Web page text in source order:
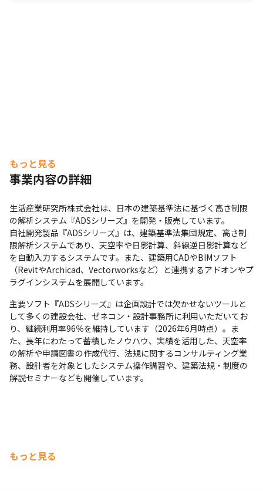
もっと見る
事業内容の詳細
生活産業研究所株式会社は、日本の建築基準法に基づく高さ制限
の解析システム『ADSシリーズ』を開発・販売しています。
自社開発製品『ADSシリーズ』は、建築基準法集団規定、高さ制
限解析システムであり、天空率や日影計算、斜線逆日影計算など
を自動入力するシステムです。また、建築用CADやBIMソフト
（RevitやArchicad、Vectorworksなど）と連携するアドオンやプ
ラグインシステムを展開しています。
主要ソフト『ADSシリーズ』は企画設計では欠かせないツールと
して多くの建設会社、ゼネコン・設計事務所に利用いただいてお
り、継続利用率96％を維持しています（2026年6月時点）。ま
た、長年にわたって蓄積したノウハウ、実績を活用した、天空率
の解析や申請図書の作成代行、法規に関するコンサルティング業
務、設計者を対象としたシステム操作講習や、建築法規・制度の
解説セミナーなども開催しています。
もっと見る